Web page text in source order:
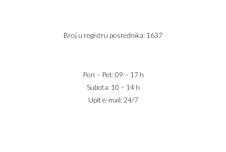
Broj u registru posrednika: 1637
Pon – Pet: 09 – 17 h
Subota: 10 – 14 h
Upit e-mail: 24/7